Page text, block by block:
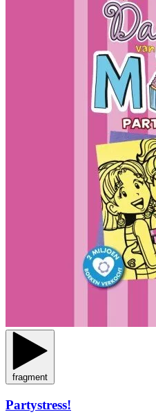
fragment
Partystress!